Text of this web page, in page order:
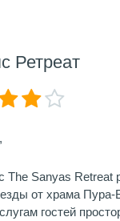
Ретреат
The Sanyas Retreat
от храма Пура-
гостей